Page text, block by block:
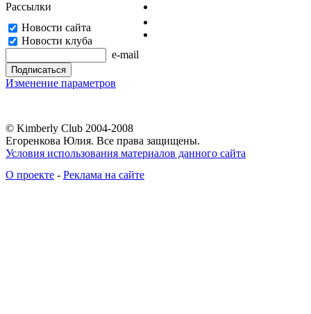
Рассылки
Новости сайта
Новости клуба
e-mail
Изменение параметров
© Kimberly Club 2004-2008
Егоренкова Юлия. Все права защищены.
Условия использования материалов данного сайта
О проекте - Реклама на сайте